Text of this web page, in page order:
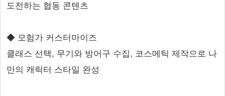
도전하는 협동 콘텐츠
◆ 모험가 커스터마이즈
클래스 선택, 무기와 방어구 수집, 코스메틱 제작으로 나
만의 캐릭터 스타일 완성